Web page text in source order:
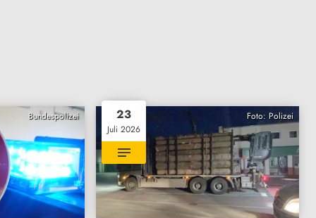
Bundespolizei Foto: Polizei
23
Juli 2026